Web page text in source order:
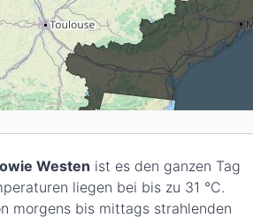
Westen ist es den ganzen Tag
liegen bei bis zu 31 °C.
morgens bis mittags strahlenden